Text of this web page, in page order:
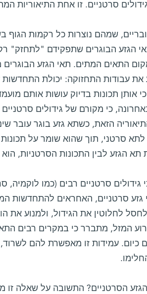
סרטניים. זו אחת התיאוריות
שמהם נוצרות כל רקמות הגוף
הגזע הבוגרים שתפקידם "לתחזק"
התאים המתים. תאי הגזע הבוגרים
עבודות התחזוקה: יכולת התחדשות
אותן תכונות בדיוק עושות אותם
כי מקורם של גידולים
הזאת, כשתא גזע בוגר עובר
לתא סרטני, תוך שהוא שומר על
תא הגזע לבין התכונות הסרטניות,
גידולים סרטניים רבים (כמו לוקמיה,
גזע סרטניים, האחראים להתחדשות
לחלוטין את הגידול, ולמנוע את
המזל, מתברר כי במקרים רבים
כיום. עמידות זו מאפשרת להם
הסרטניים? התשובה על שאלה זו